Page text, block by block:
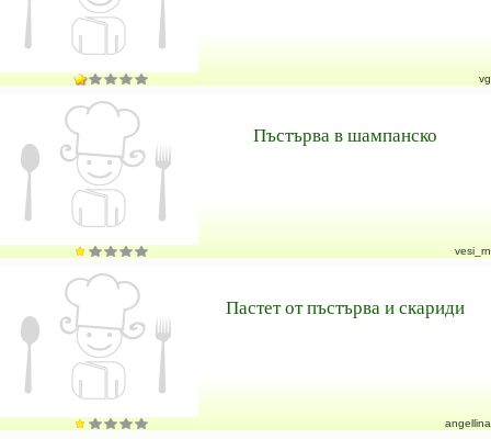
vg
Пъстърва в шампанско
vesi_rn
Пастет от пъстърва и скариди
angellina